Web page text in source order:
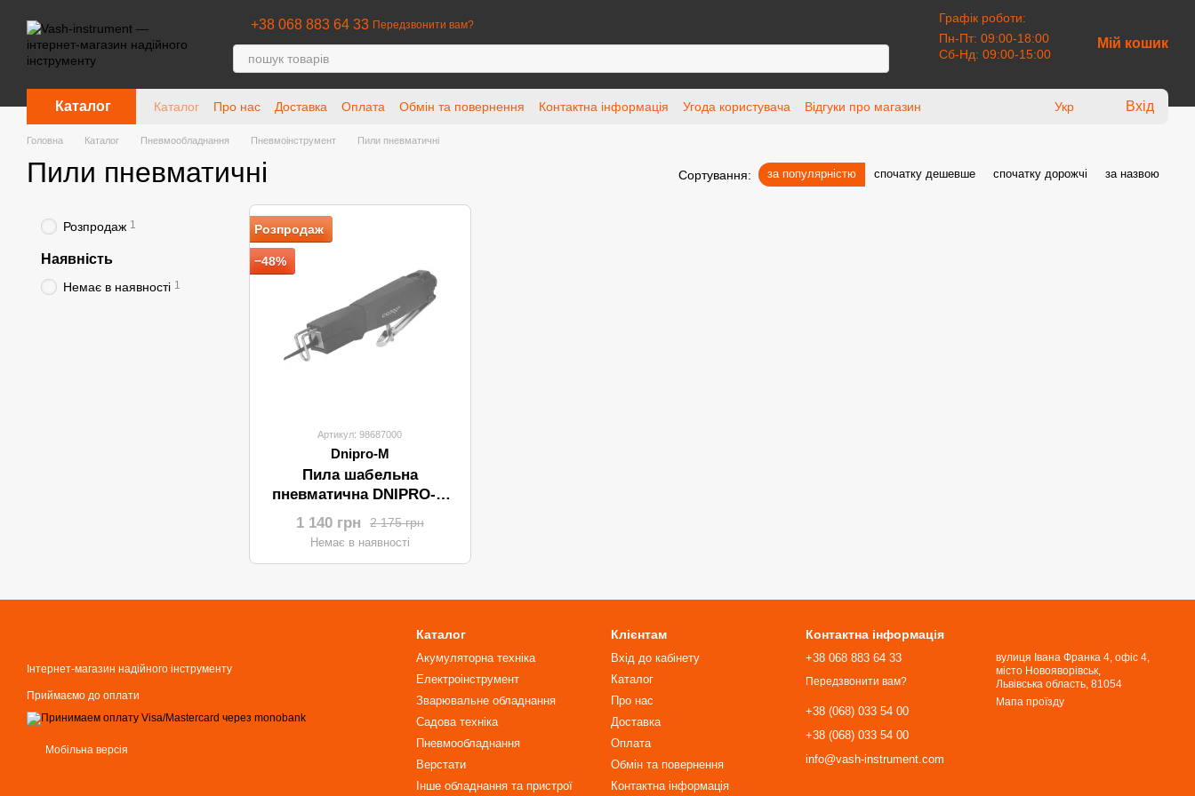
+38 068 883 64 33 Передзвонити вам?
Графік роботи:
Пн-Пт: 09:00-18:00
Сб-Нд: 09:00-15:00
Мій кошик
Каталог Каталог Про нас Доставка Оплата Обмін та повернення Контактна інформація Угода користувача Відгуки про магазин Укр Вхід
Головна Каталог Пневмообладнання Пневмоінструмент Пили пневматичні
Пили пневматичні Сортування: за популярністю спочатку дешевше спочатку дорожчі за назвою
Розпродаж
−48%
Артикул: 98687000
Dnipro-M
Пила шабельна
пневматична DNIPRO-M
2 175 грн
1 140 грн
Немає в наявності
Розпродаж 1
Наявність
Немає в наявності 1
Інтернет-магазин надійного інструменту
Приймаємо до оплати
Мобільна версія
Каталог
Акумуляторна техніка
Електроінструмент
Зварювальне обладнання
Садова техніка
Пневмообладнання
Верстати
Інше обладнання та пристрої
Клієнтам
Вхід до кабінету
Каталог
Про нас
Доставка
Оплата
Обмін та повернення
Контактна інформація
Контактна інформація
+38 068 883 64 33
Передзвонити вам?
+38 (068) 033 54 00
+38 (068) 033 54 00
info@vash-instrument.com
вулиця Івана Франка 4, офіс 4,
місто Новояворівськ,
Львівська область, 81054​​​​​​​
Мапа проїзду